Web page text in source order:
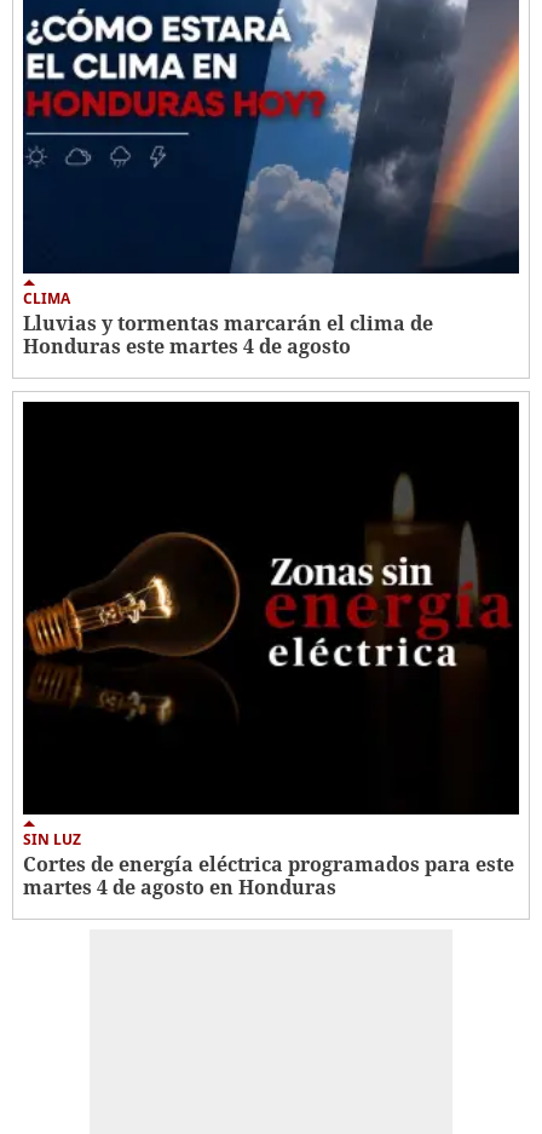
CLIMA
Lluvias y tormentas marcarán el clima de
Honduras este martes 4 de agosto
SIN LUZ
Cortes de energía eléctrica programados para este
martes 4 de agosto en Honduras